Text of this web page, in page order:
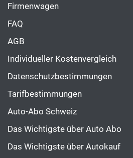
Firmenwagen
FAQ
AGB
Individueller Kostenvergleich
Datenschutzbestimmungen
Tarifbestimmungen
Auto-Abo Schweiz
Das Wichtigste über Auto Abo
Das Wichtigste über Autokauf